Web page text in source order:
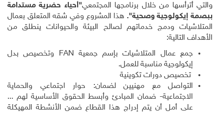
والتي أترأسها من خلال برنامجها المجتمعي"أحياء حضرية مستدامة
ببصمة إيكولوجية وصحية". هذا المشروع وفي شقه المتعلق بعمال
المتلاشيات ودمج خدماتهم لصالح البيئة والحيوانات ينطلق من
الأهداف التالية:
جمع عمال المتلاشيات بإسم جمعية FAN وتخصيص بدل
إيكولوجية مناسبة للعمل.
تخصيص دورات تكوينية
التواصل مع مهنيين لضمان: حوار اجتماعي والحماية
الاجتماعية- ضمان المبادئ وأبسط الحقوق الأساسية لهم ...
على أمل أن يتم إدراج هذا القطاع ضمن الأنشطة المهيكلة